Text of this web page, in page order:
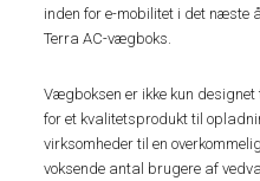
inden for e-mobilitet i det næste
Terra AC-vægboks.
Vægboksen er ikke kun
for et kvalitetsprodukt til
virksomheder til en
voksende antal brugere af